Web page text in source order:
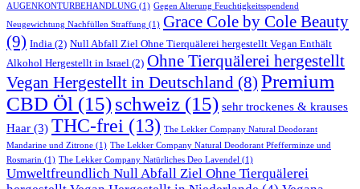
AUGENKONTURBEHANDLUNG (1) Gegen Alterung Feuchtigkeitsspendend
Neugewichtung Nachfüllen Straffung (1) Grace Cole by Cole Beauty
(9) India (2) Null Abfall Ziel Ohne Tierquälerei hergestellt Vegan Enthält
Alkohol Hergestellt in Israel (2) Ohne Tierquälerei hergestellt
Vegan Hergestellt in Deutschland (8) Premium
CBD Öl (15)schweiz (15) sehr trockenes & krauses
Haar (3) THC-frei (13) The Lekker Company Natural Deodorant
Mandarine und Zitrone (1) The Lekker Company Natural Deodorant Pfefferminze und
Rosmarin (1) The Lekker Company Natürliches Deo Lavendel (1)
Umweltfreundlich Null Abfall Ziel Ohne Tierquälerei